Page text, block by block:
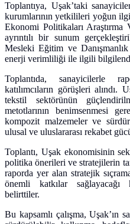
Toplantıya, Uşak’taki
kurumlarının yetkilileri yoğun
Ekonomi Politikaları Araştırma
ayrıntılı bir sunum
Mesleki Eğitim ve
enerji verimliliği ile ilgili
Toplantıda, sanayicilerle
katılımcıların görüşleri
tekstil sektörünün
metotlarının benimsenmesi
kompozit malzemeler ve
ulusal ve uluslararası rekabet
Toplantı, Uşak ekonomisinin
politika önerileri ve stratejilerin
raporda yer alan stratejik
önemli katkılar sağlayacağı
belirttiler.
Bu kapsamlı çalışma, Uşak’ın